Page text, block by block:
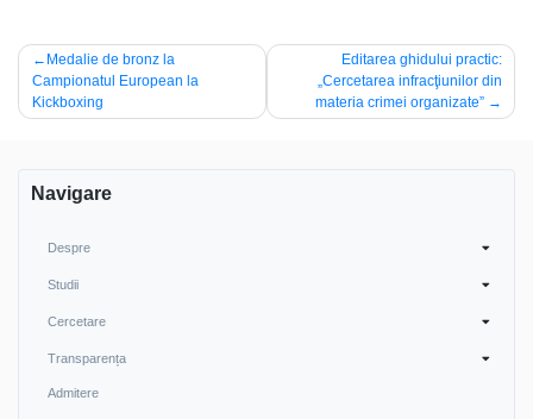
Navigare
în
articole
Medalie de bronz la
Campionatul European la
Kickboxing
Editarea ghidului practic:
„Cercetarea infracţiunilor din
materia crimei organizate”
Navigare
Despre
Studii
Cercetare
Transparența
Admitere